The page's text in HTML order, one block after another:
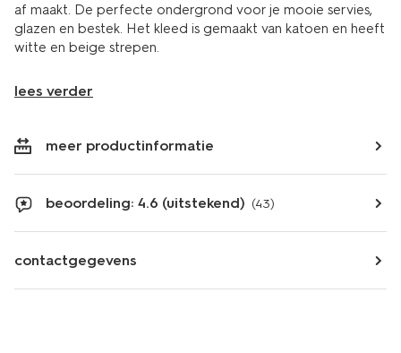
af maakt. De perfecte ondergrond voor je mooie servies,
glazen en bestek. Het kleed is gemaakt van katoen en heeft
witte en beige strepen.
lees verder
meer productinformatie
beoordeling: 4.6 (uitstekend) (43)
contactgegevens